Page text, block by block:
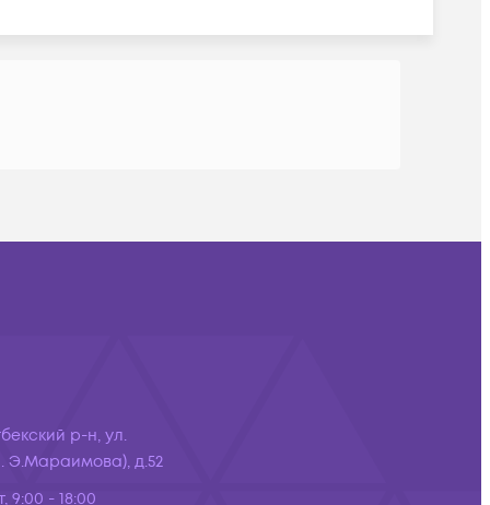
р-н, ул.
Э.Мараимова), д.52
9:00 - 18:00